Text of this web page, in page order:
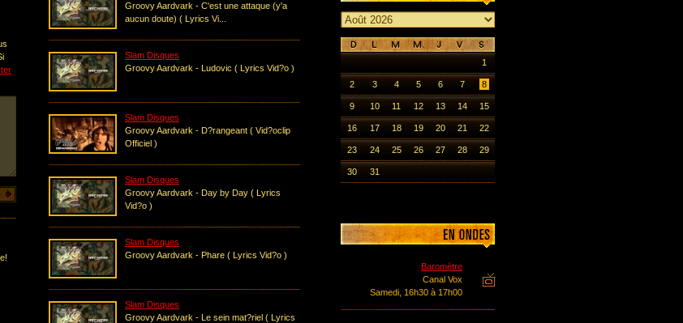
Groovy Aardvark - C'est une attaque (y'a
aucun doute) ( Lyrics Vi...
Slam Disques
Groovy Aardvark - Ludovic ( Lyrics Vid?o )
Slam Disques
Groovy Aardvark - D?rangeant ( Vid?oclip
Officiel )
Slam Disques
Groovy Aardvark - Day by Day ( Lyrics
Vid?o )
Slam Disques
Groovy Aardvark - Phare ( Lyrics Vid?o )
Slam Disques
Groovy Aardvark - Le sein mat?riel ( Lyrics
1
2 3 4 5 6 7 8
9 10 11 12 13 14 15
16 17 18 19 20 21 22
23 24 25 26 27 28 29
30 31
Baromètre
Canal Vox
Samedi, 16h30 à 17h00